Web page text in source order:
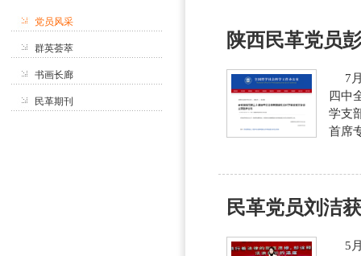
党员风采
群英荟萃
书画长廊
民革期刊
陕西民革党员
7月
四中
学支
首席
民革党员刘洁
5月